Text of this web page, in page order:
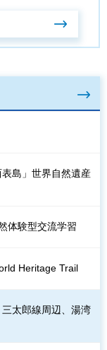
表島」世界自然遺産
体験型交流学習
Heritage Trail
太郎線周辺、湯湾